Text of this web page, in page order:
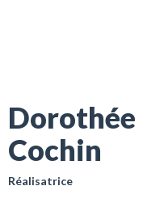
Dorothée
Cochin
Réalisatrice